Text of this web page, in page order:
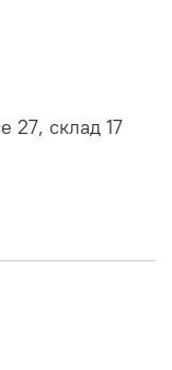
27, склад 17